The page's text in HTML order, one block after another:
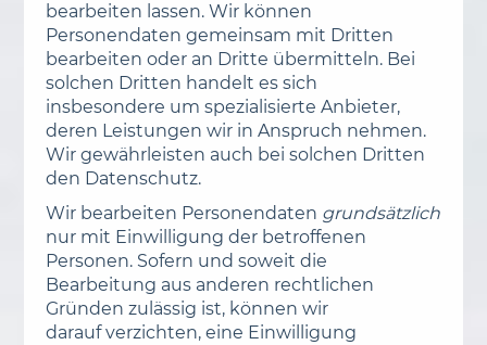
bearbeiten lassen. Wir können
Personendaten gemeinsam mit Dritten
bearbeiten oder an Dritte übermitteln. Bei
solchen Dritten handelt es sich
insbesondere um spezialisierte Anbieter,
deren Leistungen wir in Anspruch nehmen.
Wir gewährleisten auch bei solchen Dritten
den Datenschutz.
Wir bearbeiten Personendaten grundsätzlich
nur mit Einwilligung der betroffenen
Personen. Sofern und soweit die
Bearbeitung aus anderen rechtlichen
Gründen zulässig ist, können wir
darauf verzichten, eine Einwilligung